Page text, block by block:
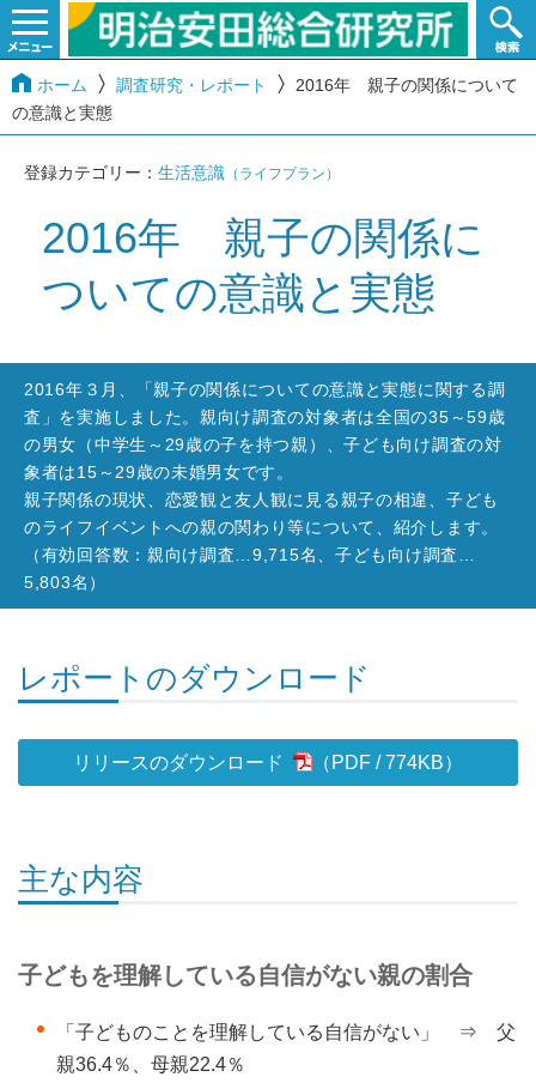
ホーム 調査研究・レポート
2016年 親子の関係について
の意識と実態
登録カテゴリー： 生活意識 （ライフプラン）
2016年 親子の関係に
ついての意識と実態
2016年３月、「親子の関係についての意識と実態に関する調
査」を実施しました。親向け調査の対象者は全国の35～59歳
の男女（中学生～29歳の子を持つ親）、子ども向け調査の対
象者は15～29歳の未婚男女です。
親子関係の現状、恋愛観と友人観に見る親子の相違、子ども
のライフイベントへの親の関わり等について、紹介します。
（有効回答数：親向け調査…9,715名、子ども向け調査…
5,803名）
レポートのダウンロード
リリースのダウンロード 774KB）
主な内容
子どもを理解している自信がない親の割合
「子どものことを理解している自信がない」 ⇒ 父
親36.4％、母親22.4％